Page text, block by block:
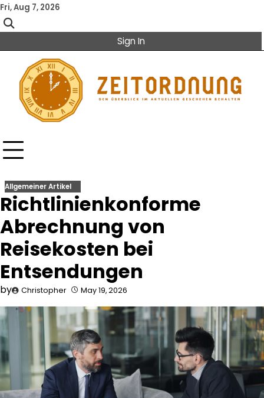
Skip
to
content
Fri, Aug 7, 2026
Sign In
Allgemeiner Artikel
Richtlinienkonforme
Abrechnung von
Reisekosten bei
Entsendungen
by Christopher May 19, 2026